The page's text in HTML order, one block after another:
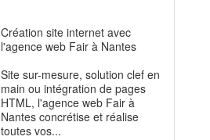
Création site internet avec
l'agence web Fair à Nantes
Site sur-mesure, solution clef en
main ou intégration de pages
HTML, l'agence web Fair à
Nantes concrétise et réalise
toutes vos...